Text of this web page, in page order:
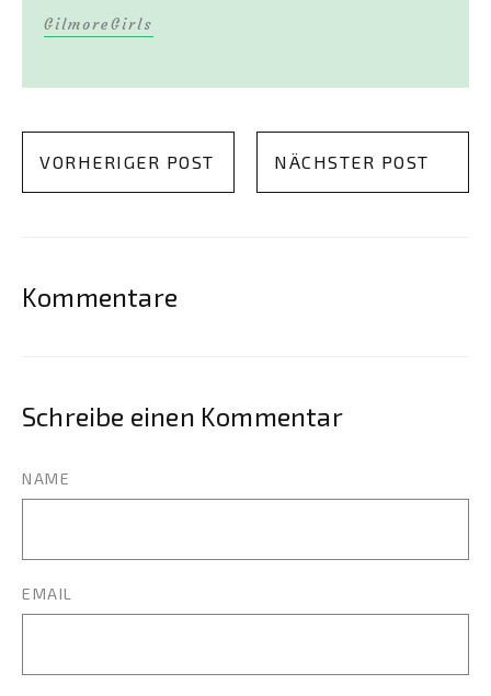
GilmoreGirls
VORHERIGER POST NÄCHSTER POST
Kommentare
Schreibe einen Kommentar
NAME
EMAIL